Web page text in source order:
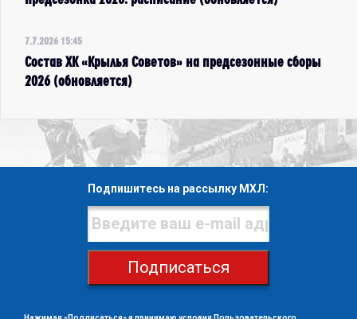
7.7.2026 15:45
Состав ХК «Крылья Советов» на предсезонные сборы
2026 (обновляется)
Подпишитесь на рассылку МХЛ:
Подписаться